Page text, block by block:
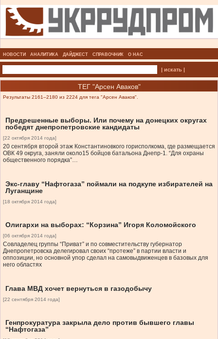
НОВОСТИ АНАЛИТИКА ДАЙДЖЕСТ СПРАВОЧНИК О НАС
| искать |
ТЕГ "Арсен Аваков"
Результаты 2161–2180 из 2224 для тега "Арсен Аваков".
Предрешенные выборы. Или почему на донецких округах
победят днепропетровские кандидаты
[22 октября 2014 года]
20 сентября второй этаж Константиновкого горисполкома, где размещается
ОВК 49 округа, заняли около15 бойцов батальона Днепр-1. “Для охраны
общественного порядка”…
Экс-главу “Нафтогаза” поймали на подкупе избирателей на
Луганщине
[18 октября 2014 года]
Олигархи на выборах: “Корзина” Игоря Коломойского
[06 октября 2014 года]
Совладелец группы “Приват” и по совместительству губернатор
Днепропетровска делегировал своих “протеже” в партии власти и
оппозиции, но основной упор сделал на самовыдвиженцев в базовых для
него областях
Глава МВД хочет вернуться в газодобычу
[22 сентября 2014 года]
Генпрокуратура закрыла дело против бывшего главы
“Нафтогаза”